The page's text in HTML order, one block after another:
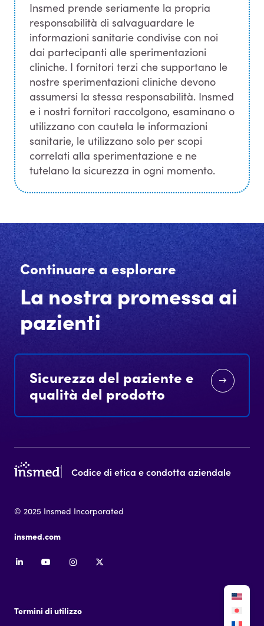
Insmed prende seriamente la propria
responsabilità di salvaguardare le
informazioni sanitarie condivise con noi
dai partecipanti alle sperimentazioni
cliniche. I fornitori terzi che supportano le
nostre sperimentazioni cliniche devono
assumersi la stessa responsabilità. Insmed
e i nostri fornitori raccolgono, esaminano o
utilizzano con cautela le informazioni
sanitarie, le utilizzano solo per scopi
correlati alla sperimentazione e ne
tutelano la sicurezza in ogni momento.
Continuare a esplorare
La nostra promessa ai
pazienti
Sicurezza del paziente e
qualità del prodotto
Codice di etica e condotta aziendale
© 2025 Insmed Incorporated
insmed.com
Termini di utilizzo